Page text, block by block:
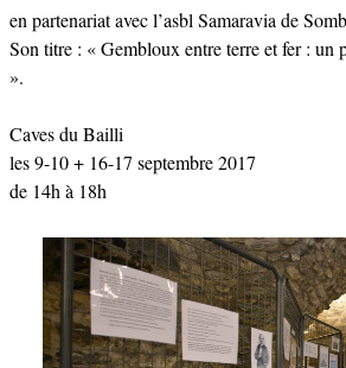
en partenariat avec l’asbl Samaravia de
Son titre : « Gembloux entre terre et fer : un
».
Caves du Bailli
les 9-10 + 16-17 septembre 2017
de 14h à 18h